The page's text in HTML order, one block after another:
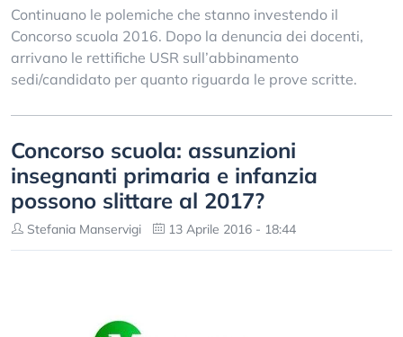
Continuano le polemiche che stanno investendo il
Concorso scuola 2016. Dopo la denuncia dei docenti,
arrivano le rettifiche USR sull’abbinamento
sedi/candidato per quanto riguarda le prove scritte.
Concorso scuola: assunzioni
insegnanti primaria e infanzia
possono slittare al 2017?
Stefania Manservigi 13 Aprile 2016 - 18:44